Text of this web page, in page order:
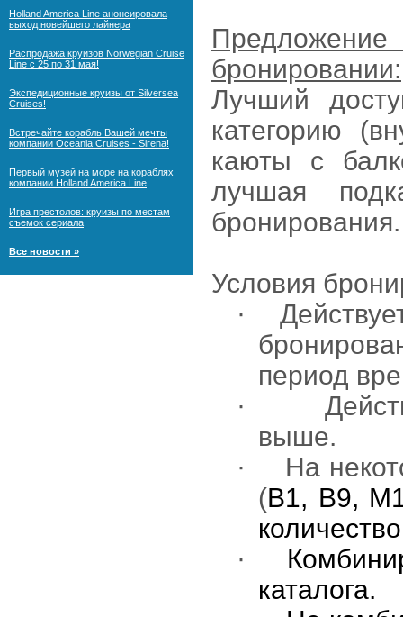
Holland America Line анонсировала
выход новейшего лайнера
Распродажа круизов Norwegian Cruise
Line с 25 по 31 мая!
Экспедиционные круизы от Silversea
Cruises!
Встречайте корабль Вашей мечты
компании Oceania Cruises - Sirena!
Первый музей на море на кораблях
компании Holland America Line
Игра престолов: круизы по местам
съемок сериала
Все новости »
бронировании:
Лучший
категорию
каюты с
лучшая
бронирования.
Условия
·
период
·
выше.
·
На
(B1, B9, M
·
каталога.